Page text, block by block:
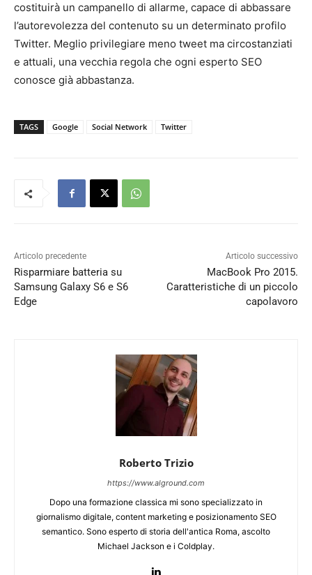
costituirà un campanello di allarme, capace di abbassare
l’autorevolezza del contenuto su un determinato profilo
Twitter. Meglio privilegiare meno tweet ma circostanziati
e attuali, una vecchia regola che ogni esperto SEO
conosce già abbastanza.
TAGS Google Social Network Twitter
Articolo precedente
Risparmiare batteria su
Samsung Galaxy S6 e S6
Edge
Articolo successivo
MacBook Pro 2015.
Caratteristiche di un piccolo
capolavoro
Roberto Trizio
https://www.alground.com
Dopo una formazione classica mi sono specializzato in
giornalismo digitale, content marketing e posizionamento SEO
semantico. Sono esperto di storia dell'antica Roma, ascolto
Michael Jackson e i Coldplay.